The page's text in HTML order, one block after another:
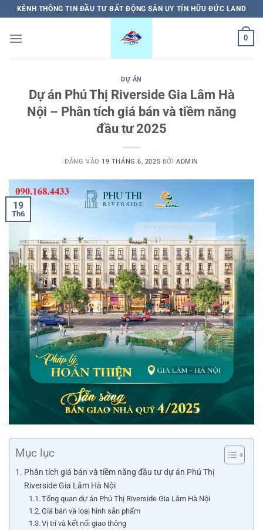
qua
nội
KÊNH THÔNG TIN ĐẦU TƯ BẤT ĐỘNG SẢN UY TÍN HỮU ĐỨC LAND
0
DỰ ÁN
Dự án Phú Thị Riverside Gia Lâm Hà
Nội – Phân tích giá bán và tiềm năng
đầu tư 2025
ĐĂNG VÀO 19 THÁNG 6, 2025 BỞI ADMIN
19
Th6
Mục lục
Phân tích giá bán và tiềm năng đầu tư dự án Phú Thị
Riverside Gia Lâm Hà Nội
Tổng quan dự án Phú Thị Riverside Gia Lâm Hà Nội
Giá bán và loại hình sản phẩm
Vị trí và kết nối giao thông